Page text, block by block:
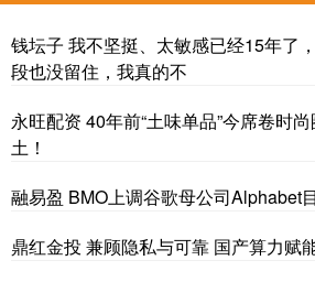
钱坛子 我不坚挺、太敏感已经15年了
段也没留住，我真的不
永旺配资 40年前“土味单品”今席卷时
土！
融易盈 BMO上调谷歌母公司Alphabet
鼎红金投 兼顾隐私与可靠 国产算力赋